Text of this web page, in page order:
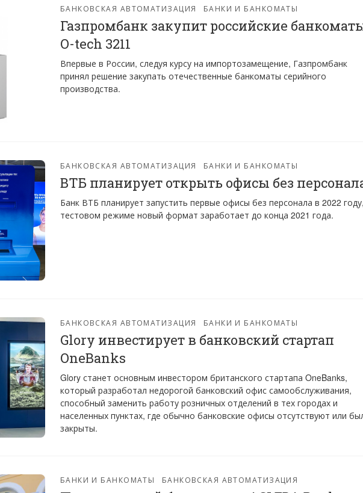
БАНКОВСКАЯ АВТОМАТИЗАЦИЯ БАНКИ И БАНКОМАТЫ
Газпромбанк закупит российские
O-tech 3211
Впервые в России, следуя курсу на импортозамещение, Газпромбанк
принял решение закупать отечественные банкоматы серийного
производства.
БАНКОВСКАЯ АВТОМАТИЗАЦИЯ БАНКИ И БАНКОМАТЫ
ВТБ планирует открыть офисы без
Банк ВТБ планирует запустить первые офисы без персонала в 2022
тестовом режиме новый формат заработает до конца 2021 года.
БАНКОВСКАЯ АВТОМАТИЗАЦИЯ БАНКИ И БАНКОМАТЫ
Glory инвестирует в банковский стартап
OneBanks
Glory станет основным инвестором британского стартапа OneBanks,
который разработал недорогой банковский офис самообслуживания,
способный заменить работу розничных отделений в тех городах и
населенных пунктах, где обычно банковские офисы отсутствуют или
закрыты.
БАНКИ И БАНКОМАТЫ БАНКОВСКАЯ АВТОМАТИЗАЦИЯ